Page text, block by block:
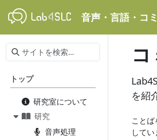
音声・言語・コ
トップ
研究室について
研究
音声処理
を紹
こと
してい